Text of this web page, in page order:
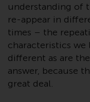
Funds, eine
„Société
Capital
understanding of
re-appear in
times – the
characteristics
different as are
answer, because
great deal.